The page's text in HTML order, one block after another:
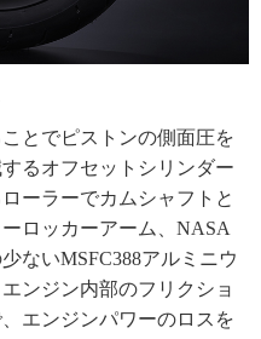
とでピストンの側面圧を
るオフセットシリンダー
ーラーでカムシャフトと
ロッカーアーム、NASA
ないMSFC388アルミニウ
ンジン内部のフリクショ
エンジンパワーのロスを